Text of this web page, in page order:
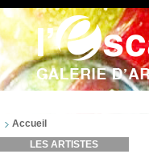
Accueil
LES ARTISTES